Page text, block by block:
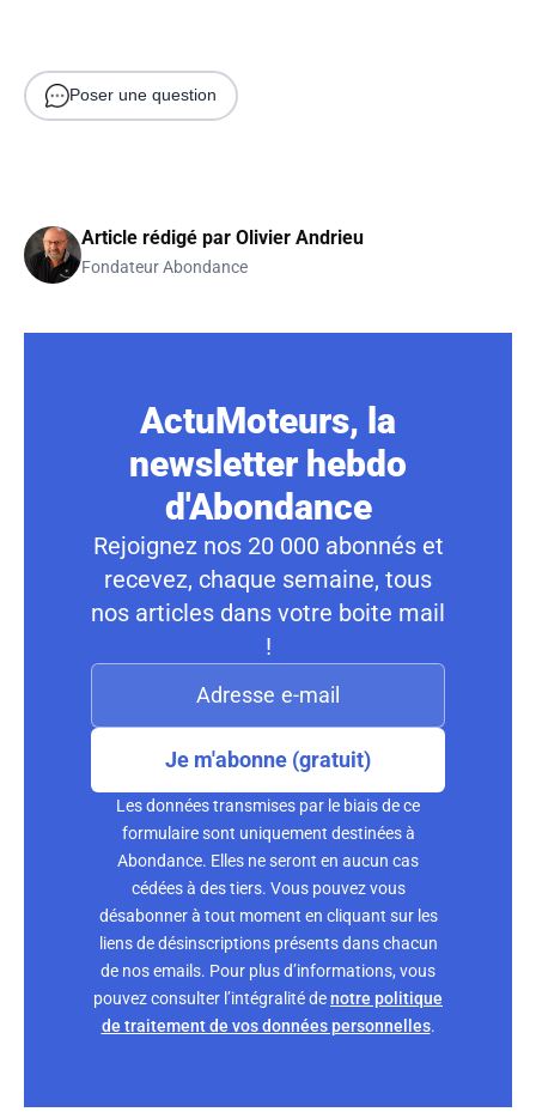
Poser une question
Article rédigé par Olivier Andrieu
Fondateur Abondance
ActuMoteurs, la
newsletter hebdo
d'Abondance
Rejoignez nos 20 000 abonnés et
recevez, chaque semaine, tous
nos articles dans votre boite mail
!
Je m'abonne (gratuit)
Les données transmises par le biais de ce
formulaire sont uniquement destinées à
Abondance. Elles ne seront en aucun cas
cédées à des tiers. Vous pouvez vous
désabonner à tout moment en cliquant sur les
liens de désinscriptions présents dans chacun
de nos emails. Pour plus d’informations, vous
pouvez consulter l’intégralité denotre politique
de traitement de vos données personnelles.